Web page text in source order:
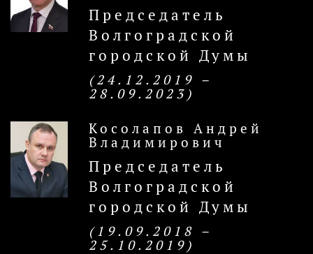
Председатель
Волгоградской
городской Думы
(24.12.2019 –
28.09.2023)
Косолапов Андрей
Владимирович
Председатель
Волгоградской
городской Думы
(19.09.2018 –
25.10.2019)